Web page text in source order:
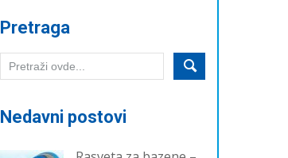
Pretraga
Nedavni postovi